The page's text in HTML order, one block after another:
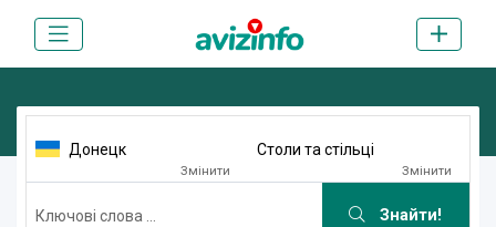
Донецк
Змінити
Столи та стільці
Змінити
Знайти!